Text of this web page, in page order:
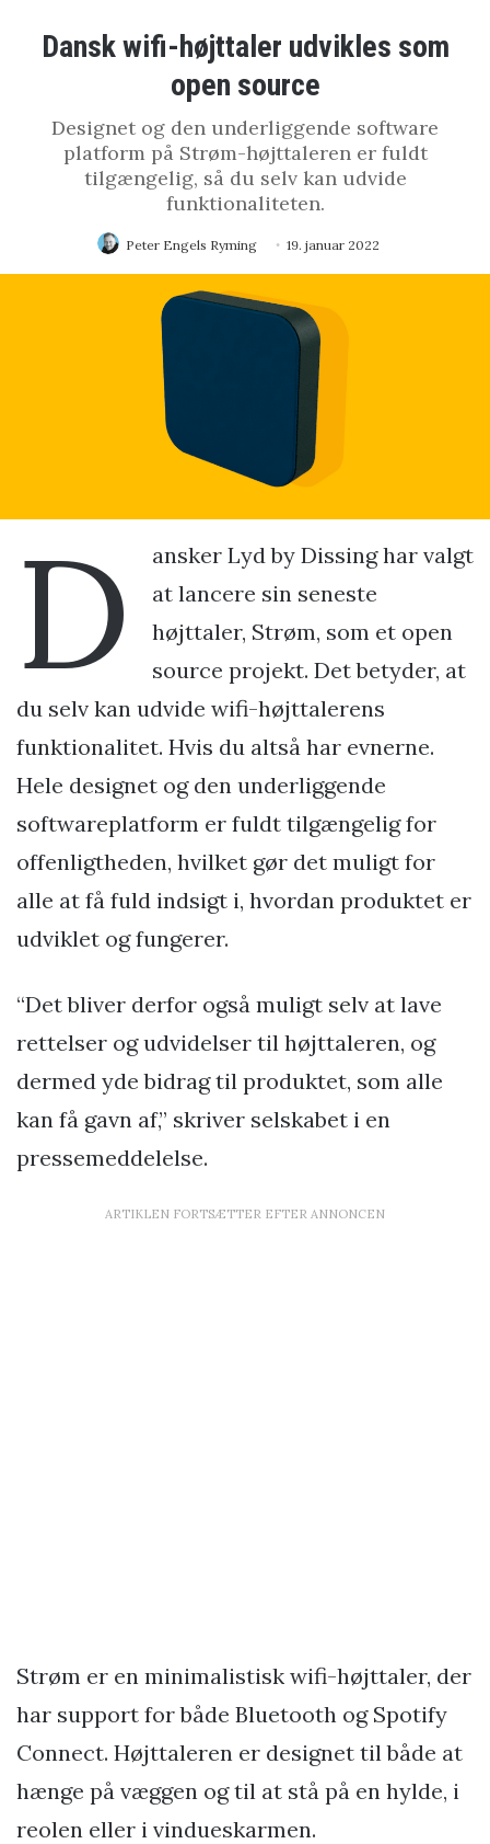
Dansk wifi-højttaler udvikles som
open source
Designet og den underliggende software
platform på Strøm-højttaleren er fuldt
tilgængelig, så du selv kan udvide
funktionaliteten.
Peter Engels Ryming 19. januar 2022
D
ansker Lyd by Dissing har valgt
at lancere sin seneste
højttaler, Strøm, som et open
source projekt. Det betyder, at
du selv kan udvide wifi-højttalerens
funktionalitet. Hvis du altså har evnerne.
Hele designet og den underliggende
softwareplatform er fuldt tilgængelig for
offenligtheden, hvilket gør det muligt for
alle at få fuld indsigt i, hvordan produktet er
udviklet og fungerer.
“Det bliver derfor også muligt selv at lave
rettelser og udvidelser til højttaleren, og
dermed yde bidrag til produktet, som alle
kan få gavn af,” skriver selskabet i en
pressemeddelelse.
ARTIKLEN FORTSÆTTER EFTER ANNONCEN
Strøm er en minimalistisk wifi-højttaler, der
har support for både Bluetooth og Spotify
Connect. Højttaleren er designet til både at
hænge på væggen og til at stå på en hylde, i
reolen eller i vindueskarmen.